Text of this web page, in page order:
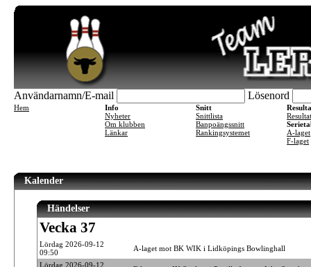
Användarnamn/E-mail Lösenord
Hem
Info
Nyheter
Om klubben
Länkar
Snitt
Snittlista
Banpoängssnitt
Rankingsystemet
A-laget
F-laget
Kalender
Händelser
Vecka 37
Lördag 2026-09-12
09:50
A-laget mot BK WIK i Lidköpings Bowlinghall
Lördag 2026-09-12